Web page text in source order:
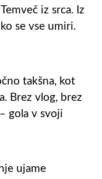
iz srca. Iz
se vse umiri.
takšna, kot
Brez vlog, brez
gola v svoji
ujame